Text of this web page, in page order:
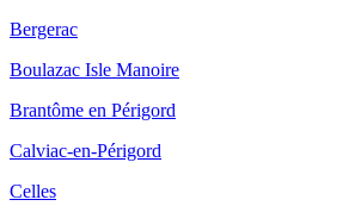
Bergerac
Boulazac Isle Manoire
Brantôme en Périgord
Calviac-en-Périgord
Celles